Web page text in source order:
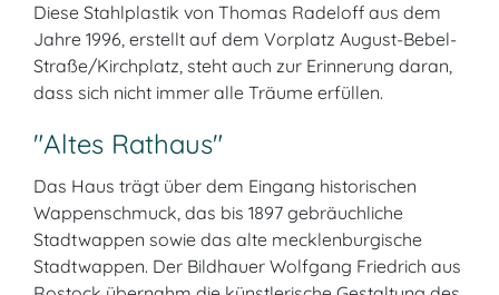
Diese Stahlplastik von Thomas Radeloff aus dem
Jahre 1996, erstellt auf dem Vorplatz August-Bebel-
Straße/Kirchplatz, steht auch zur Erinnerung daran,
dass sich nicht immer alle Träume erfüllen.
"Altes Rathaus"
Das Haus trägt über dem Eingang historischen
Wappenschmuck, das bis 1897 gebräuchliche
Stadtwappen sowie das alte mecklenburgische
Stadtwappen. Der Bildhauer Wolfgang Friedrich aus